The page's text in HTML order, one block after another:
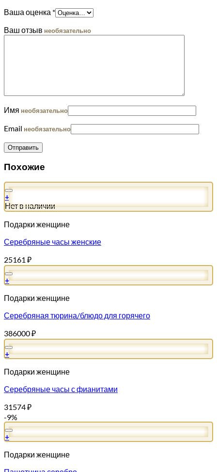
Ваша оценка *
Ваш отзыв необязательно
Имя необязательно
Email необязательно
Похожие
+
Нет в наличии
Подарки женщине
Серебряные часы женские
25161 ₽
+
Подарки женщине
Серебряная тюрина/блюдо для горячего
386000₽
+
Подарки женщине
Серебряные часы с фианитами
31574₽
-9%
+
Подарки женщине